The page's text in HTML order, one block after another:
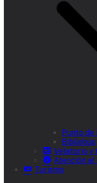
Punto
Bibliobús
Velatorio y
Atención al
Turismo